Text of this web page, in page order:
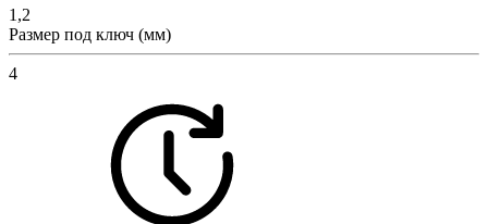
1,2
Размер под ключ (мм)
4